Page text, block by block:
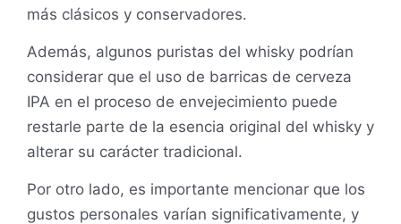
más clásicos y conservadores.
Además, algunos puristas del whisky podrían
considerar que el uso de barricas de cerveza
IPA en el proceso de envejecimiento puede
restarle parte de la esencia original del whisky y
alterar su carácter tradicional.
Por otro lado, es importante mencionar que los
gustos personales varían significativamente, y